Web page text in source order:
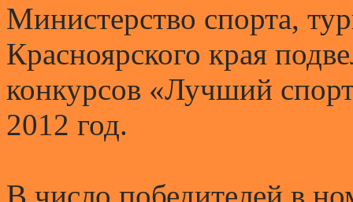
Министерство спорта,
Красноярского края
конкурсов «Лучший
2012 год.
В число победителей в